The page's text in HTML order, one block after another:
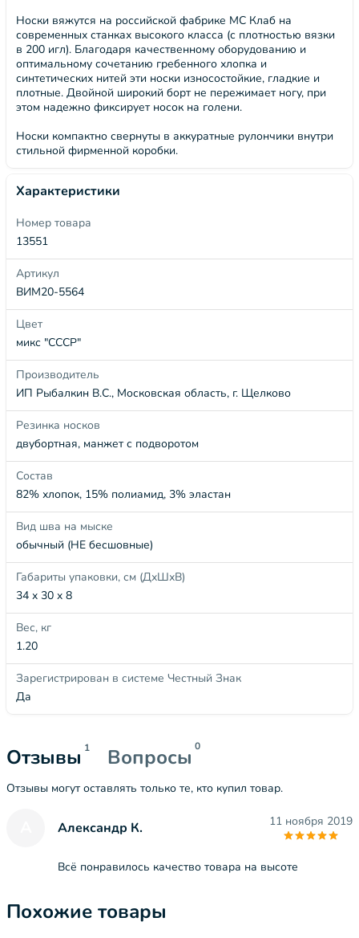
Носки вяжутся на российской фабрике МС Клаб на
современных станках высокого класса (с плотностью вязки
в 200 игл). Благодаря качественному оборудованию и
оптимальному сочетанию гребенного хлопка и
синтетических нитей эти носки износостойкие, гладкие и
плотные. Двойной широкий борт не пережимает ногу, при
этом надежно фиксирует носок на голени.
Носки компактно свернуты в аккуратные рулончики внутри
стильной фирменной коробки.
Характеристики
Номер товара
13551
Артикул
ВИМ20-5564
Цвет
микс "СССР"
Производитель
ИП Рыбалкин В.С., Московская область, г. Щелково
Резинка носков
двубортная, манжет с подворотом
Состав
82% хлопок, 15% полиамид, 3% эластан
Вид шва на мыске
обычный (НЕ бесшовные)
Габариты упаковки, см (ДхШхВ)
34 x 30 x 8
Вес, кг
1.20
Зарегистрирован в системе Честный Знак
Да
Отзывы 1 Вопросы 0
Отзывы могут оставлять только те, кто купил товар.
Александр К. 11 ноября 2019
Всё понравилось качество товара на высоте
Похожие товары